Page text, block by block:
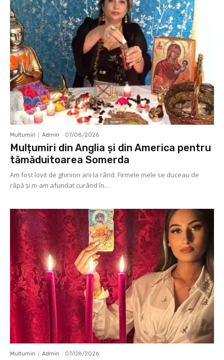
Multumiri Admin - 07/08/2026
Mulțumiri din Anglia și din America pentru
tămăduitoarea Somerda
Am fost lovit de ghinion ani la rând. Firmele mele se duceau de
râpă şi m-am afundat curând în...
Multumiri Admin - 07/08/2026